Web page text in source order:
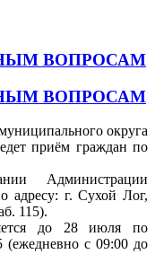
ВОПРОСАМ
ВОПРОСАМ
округа
приём граждан по
Администрации
адресу: г. Сухой Лог,
115).
до 28 июля по
(ежедневно с 09:00 до